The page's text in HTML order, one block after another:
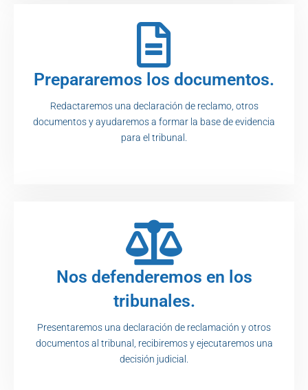
Prepararemos los documentos.
Redactaremos una declaración de reclamo, otros
documentos y ayudaremos a formar la base de evidencia
para el tribunal.
Nos defenderemos en los
tribunales.
Presentaremos una declaración de reclamación y otros
documentos al tribunal, recibiremos y ejecutaremos una
decisión judicial.